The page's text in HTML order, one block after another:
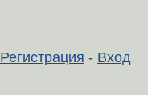
Регистрация - Вход